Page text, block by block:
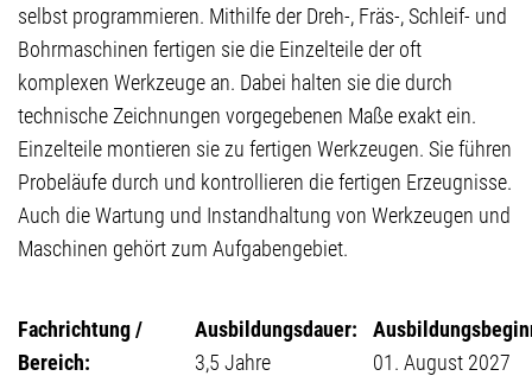
selbst programmieren. Mithilfe der Dreh-, Fräs-, Schleif- und
Bohrmaschinen fertigen sie die Einzelteile der oft
komplexen Werkzeuge an. Dabei halten sie die durch
technische Zeichnungen vorgegebenen Maße exakt ein.
Einzelteile montieren sie zu fertigen Werkzeugen. Sie führen
Probeläufe durch und kontrollieren die fertigen Erzeugnisse.
Auch die Wartung und Instandhaltung von Werkzeugen und
Maschinen gehört zum Aufgabengebiet.
Fachrichtung /
Bereich:
Ausbildungsdauer:
3,5 Jahre
01. August 2027